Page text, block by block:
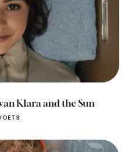
Klara and the Sun